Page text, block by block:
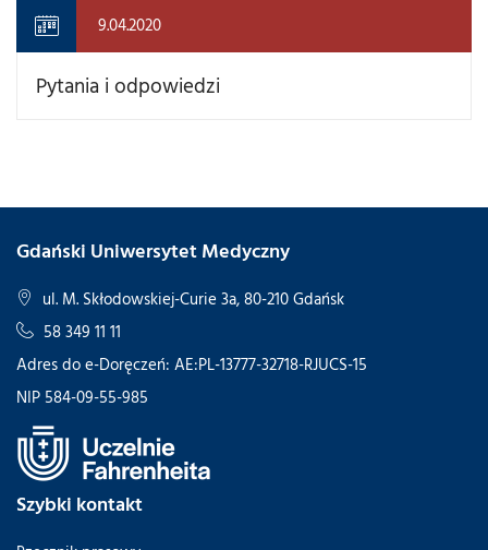
9.04.2020
Pytania i odpowiedzi
Gdański Uniwersytet Medyczny
ul. M. Skłodowskiej-Curie 3a, 80-210 Gdańsk
58 349 11 11
Adres do e-Doręczeń: AE:PL-13777-32718-RJUCS-15
NIP 584-09-55-985
Szybki kontakt